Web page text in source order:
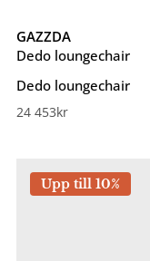
GAZZDA
Dedo loungechair
Dedo loungechair
24 453kr
Upp till 10%